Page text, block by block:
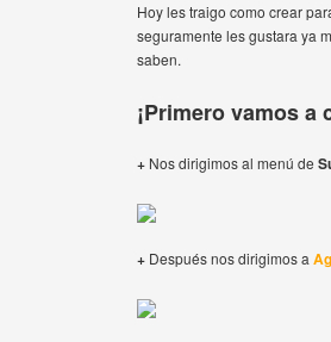
Hoy les traigo como crear
seguramente les gustara ya
saben.
¡Primero vamos
+ Nos dirigimos al menú de
+ Después nos dirigimos a